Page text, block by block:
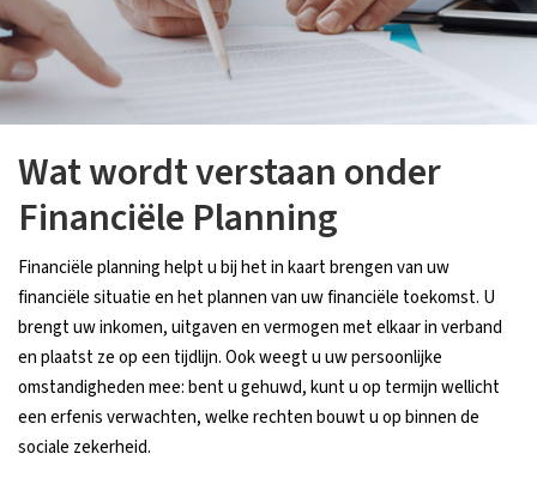
Wat wordt verstaan onder
Financiële Planning
Financiële planning helpt u bij het in kaart brengen van uw
financiële situatie en het plannen van uw financiële toekomst. U
brengt uw inkomen, uitgaven en vermogen met elkaar in verband
en plaatst ze op een tijdlijn. Ook weegt u uw persoonlijke
omstandigheden mee: bent u gehuwd, kunt u op termijn wellicht
een erfenis verwachten, welke rechten bouwt u op binnen de
sociale zekerheid.